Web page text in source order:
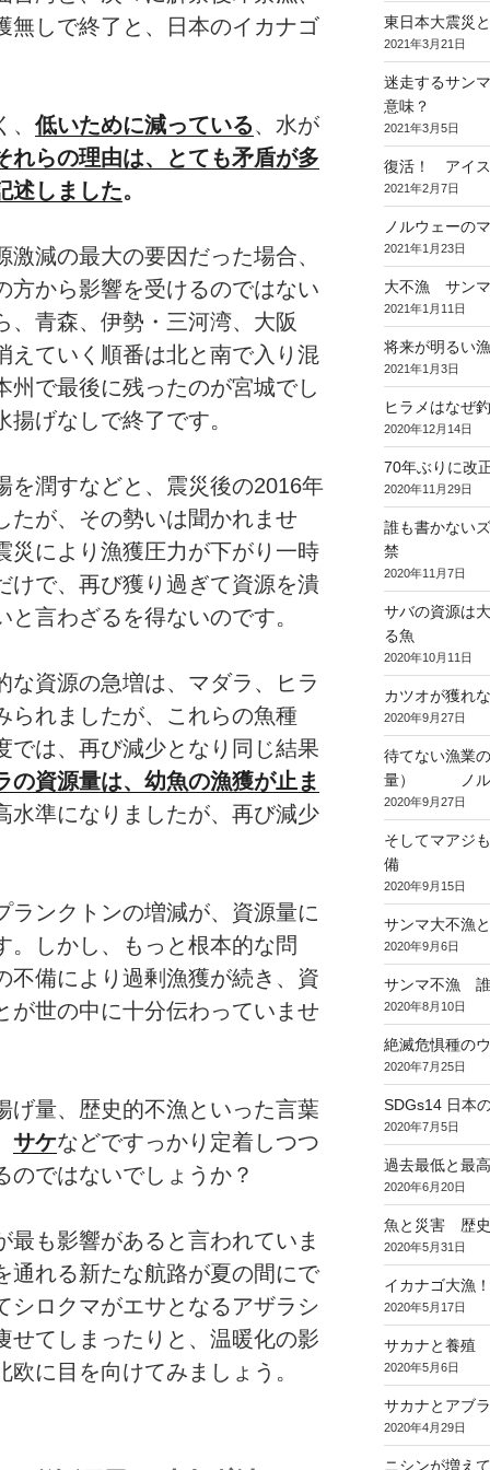
無しで終了と、日本のイカナゴ
、低いために減っている、水が
れらの理由は、とても矛盾が多
述しま した。
減の最大の要因だった場合、
方から影響を受けるのではない
、青森、伊勢・三河湾、大阪
えていく順番は北と南で入り混
州で最後に残ったのが宮城でし
げなしで終了です。
を潤すなどと、震災後の2016年
たが、その勢いは聞かれませ
災により漁獲圧力が下がり一時
けで、再び獲り過ぎて資源を潰
言わざるを得ないのです。
な資源の急増は、マダラ、ヒラ
られましたが、これらの魚種
では、再び減少となり同じ結果
の資源量は、幼魚の漁獲が止ま
水準になりましたが、再び減少
ランクトンの増減が、資源量に
。しかし、もっと根本的な問
不備により過剰漁獲が続き、資
が世の中に十分伝わっていませ
げ量、歴史的不漁といった言葉
サケなどですっかり定着しつつ
のではないでしょうか？
最も影響があると言われていま
通れる新たな航路が夏の間にで
シロクマがエサとなるアザラシ
せてしまったりと、温暖化の影
に目を向けてみましょう。
東日本大震災
2021年3月21日
迷走するサン
意味？
2021年3月5日
復活！ アイス
2021年2月7日
ノルウェーの
2021年1月23日
大不漁 サンマ
2021年1月11日
将来が明るい
2021年1月3日
ヒラメはなぜ
2020年12月14日
70年ぶりに改
2020年11月29日
誰も書かない
禁
2020年11月7日
サバの資源は
る魚
2020年10月11日
カツオが獲れ
2020年9月27日
待てない漁業
量） ノルウ
2020年9月27日
そしてマアジ
備
2020年9月15日
サンマ大不漁
2020年9月6日
サンマ不漁 誰
2020年8月10日
絶滅危惧種の
2020年7月25日
SDGs14 日本
2020年7月5日
過去最低と最
2020年6月20日
魚と災害 歴
2020年5月31日
イカナゴ大漁
2020年5月17日
サカナと養
2020年5月6日
サカナとアブ
2020年4月29日
ニシンが増え